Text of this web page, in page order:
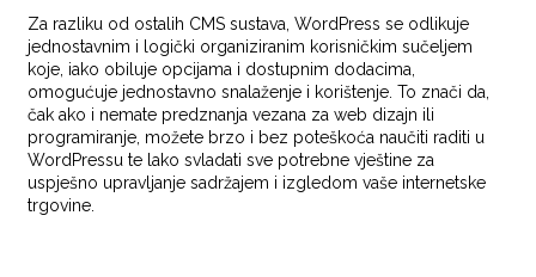
Za razliku od ostalih CMS sustava, WordPress se odlikuje
jednostavnim i logički organiziranim korisničkim sučeljem
koje, iako obiluje opcijama i dostupnim dodacima,
omogućuje jednostavno snalaženje i korištenje. To znači da,
čak ako i nemate predznanja vezana za web dizajn ili
programiranje, možete brzo i bez poteškoća naučiti raditi u
WordPressu te lako svladati sve potrebne vještine za
uspješno upravljanje sadržajem i izgledom vaše internetske
trgovine.